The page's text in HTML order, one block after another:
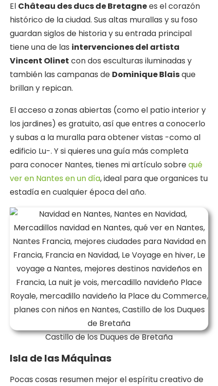
El Château des ducs de Bretagnees el corazón
histórico de la ciudad. Sus altas murallas y su foso
guardan siglos de historia y su entrada principal
tiene una de las intervenciones del artista
Vincent Olinet con dos esculturas iluminadas y
también las campanas de Dominique Blaisque
brillan y repican.
El acceso a zonas abiertas (como el patio interior y
los jardines) es gratuito, así que entres a conocerlo
y subas a la muralla para obtener vistas -como al
edificio Lu-. Y si quieres una guía más completa
para conocer Nantes, tienes mi artículo sobrequé
ver en Nantes en un día, ideal para que organices tu
estadía en cualquier época del año.
Castillo de los Duques de Bretaña
Isla de las Máquinas
Pocas cosas resumen mejor el espíritu creativo de